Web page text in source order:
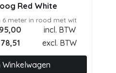
Red White
meter in rood met wit
95,00
incl. BTW
78,51 excl. BTW
Winkelwagen